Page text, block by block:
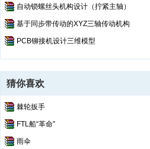
自动锁螺丝头机构设计（拧紧主轴）
基于同步带传动的XYZ三轴传动机构
PCB铆接机设计三维模型
猜你喜欢
棘轮扳手
FTL船“革命”
雨伞